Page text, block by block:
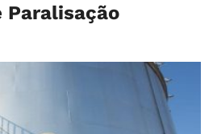
Paralisação